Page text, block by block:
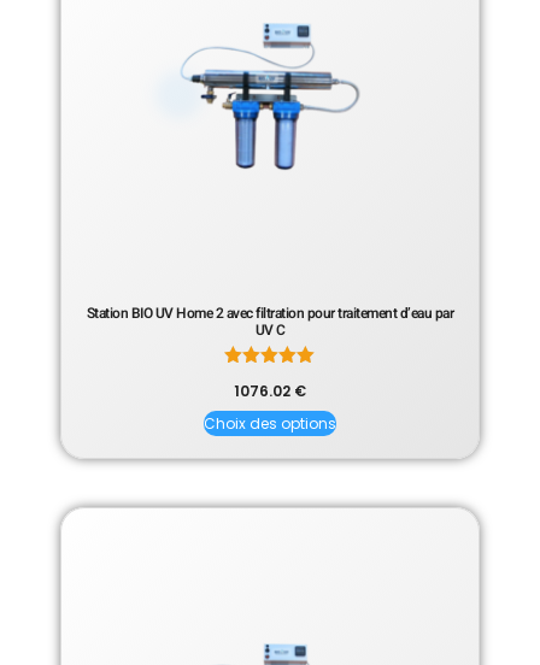
Station BIO UV Home 2 avec filtration pour traitement d’eau par
UV C
5.00
sur 5
1076.02 €
Choix des options